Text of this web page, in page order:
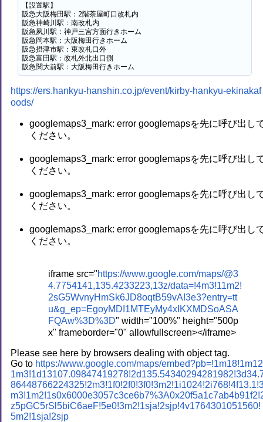
【設置駅】
阪急大阪梅田駅：2階茶屋町口改札内
阪急神崎川駅：南改札内
阪急夙川駅：神戸三宮方面行きホーム
阪急岡本駅：大阪梅田行きホーム
阪急摂津市駅：東改札口外
阪急富田駅：改札外北出口側
阪急関大前駅：大阪梅田行きホーム
https://ers.hankyu-hanshin.co.jp/event/kirby-hankyu-ekinakaf
oods/
googlemaps3_mark: error googlemapsを先に呼び出し
ください。
googlemaps3_mark: error googlemapsを先に呼び出し
ください。
googlemaps3_mark: error googlemapsを先に呼び出し
ください。
googlemaps3_mark: error googlemapsを先に呼び出し
ください。
iframe src="https://www.google.com/maps/@3
4.7754141,135.4233223,13z/data=!4m3!11m2!
2sG5WvnyHmSk6JD8oqtB59vA!3e3?entry=tt
u&g_ep=EgoyMDI1MTEyMy4xIKXMDSoASA
FQAw%3D%3D" width="100%" height="500p
x" frameborder="0" allowfullscreen></iframe>
Please see here by browsers dealing with object tag.
Go to https://www.google.com/maps/
z5pGC5rSl5biC6aeF!5e0!3m2!1sja!2sjp!4v1764301051560!
5m2!1sja!2sjp